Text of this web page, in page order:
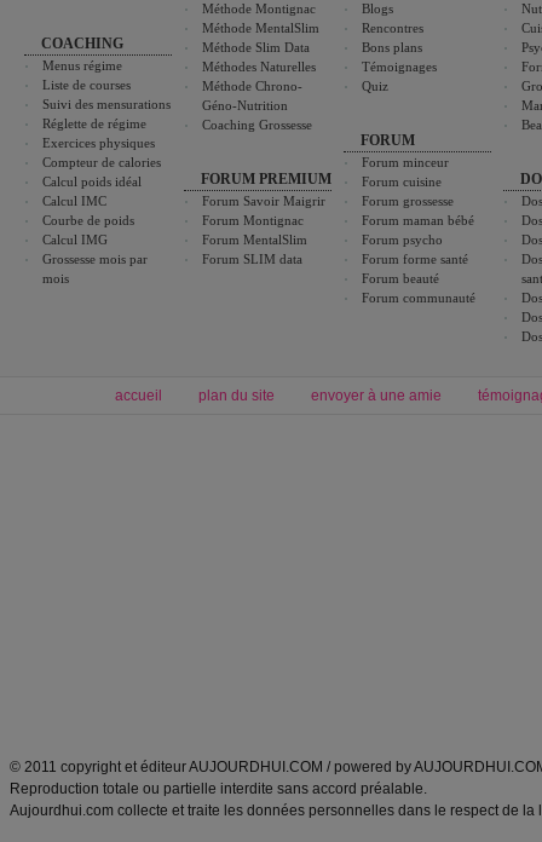
COACHING
Menus régime
Liste de courses
Suivi des mensurations
Réglette de régime
Exercices physiques
Compteur de calories
Calcul poids idéal
Calcul IMC
Courbe de poids
Calcul IMG
Grossesse mois par
mois
Méthode Montignac
Méthode MentalSlim
Méthode Slim Data
Méthodes Naturelles
Méthode Chrono-
Géno-Nutrition
Coaching Grossesse
FORUM PREMIUM
Forum Savoir Maigrir
Forum Montignac
Forum MentalSlim
Forum SLIM data
Blogs
Rencontres
Bons plans
Témoignages
Quiz
FORUM
Forum minceur
Forum cuisine
Forum grossesse
Forum maman bébé
Forum psycho
Forum forme santé
Forum beauté
Forum communauté
accueil plan du site envoyer à une amie
© 2011 copyright et éditeur AUJOURDHUI.COM / powered by
Reproduction totale ou partielle interdite sans accord préalable.
Aujourdhui.com collecte et traite les données personnelles dans le respect de